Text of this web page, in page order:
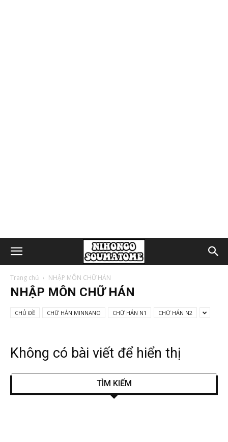
Trang chủ NHẬP MÔN CHỮ HÁN
NHẬP MÔN CHỮ HÁN
CHỦ ĐỀ CHỮ HÁN MINNANO CHỮ HÁN N1 CHỮ HÁN N2
Không có bài viết để hiển thị
TÌM KIẾM